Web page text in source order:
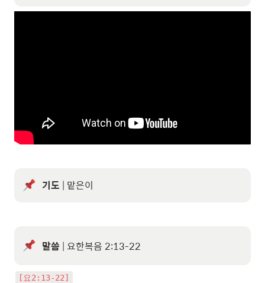
기도 | 맡은이
말씀 | 요한복음 2:13-22
[요2:13-22]